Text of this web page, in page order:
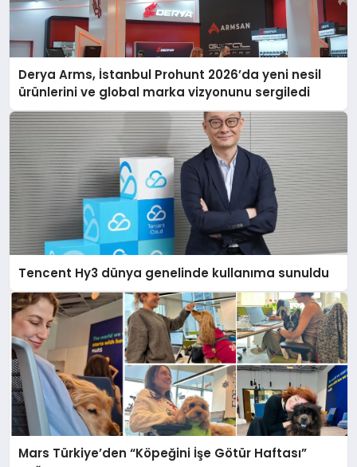
Derya Arms, İstanbul Prohunt 2026’da yeni nesil
ürünlerini ve global marka vizyonunu sergiledi
Tencent Hy3 dünya genelinde kullanıma sunuldu
Mars Türkiye’den “Köpeğini İşe Götür Haftası”